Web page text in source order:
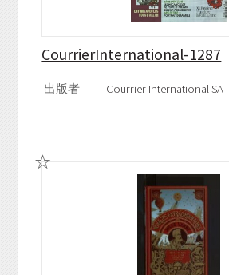
CourrierInternational-1287
出版者 Courrier International SA